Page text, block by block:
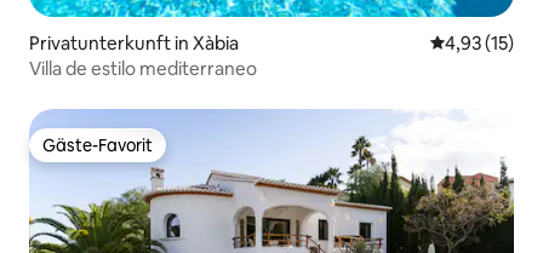
Privatunterkunft in Xàbia
4,93 (15)
Villa de estilo mediterraneo
Gäste-Favorit
Gäste-Favorit